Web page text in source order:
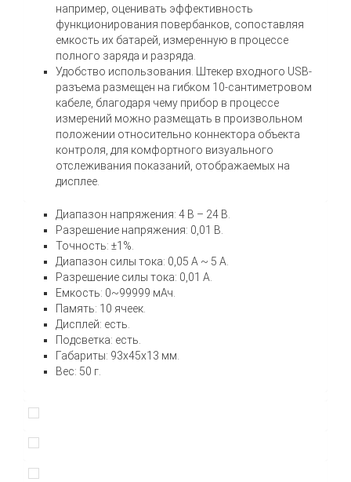
например, оценивать эффективность
функционирования повербанков, сопоставляя
емкость их батарей, измеренную в процессе
полного заряда и разряда.
Удобство использования. Штекер входного USB-
разъема размещен на гибком 10-сантиметровом
кабеле, благодаря чему прибор в процессе
измерений можно размещать в произвольном
положении относительно коннектора объекта
контроля, для комфортного визуального
отслеживания показаний, отображаемых на
дисплее.
Диапазон напряжения: 4 В – 24 В.
Разрешение напряжения: 0,01 В.
Точность: ±1%.
Диапазон силы тока: 0,05 А ~ 5 А.
Разрешение силы тока: 0,01 А.
Емкость: 0~99999 мАч.
Память: 10 ячеек.
Дисплей: есть.
Подсветка: есть.
Габариты: 93х45х13 мм.
Вес: 50 г.